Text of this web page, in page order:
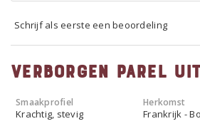
Schrijf als eerste een beoordeling
Verborgen parel
Smaakprofiel
Krachtig, stevig
Herkomst
Frankrijk -